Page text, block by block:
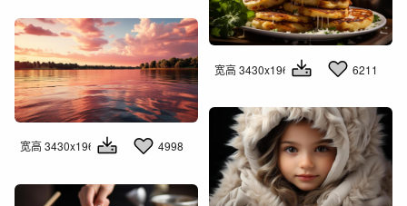
宽高 3430x1960 6211
宽高 3430x1960 4998